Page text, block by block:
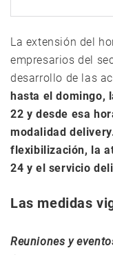
La extensión del
empresarios del
desarrollo de las
hasta el domingo,
22 y desde esa
modalidad
flexibilización, la
24 y el servicio
Las medidas
Reuniones y